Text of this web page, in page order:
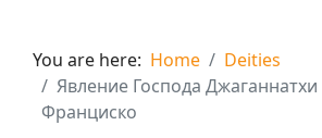
You are here: Home
Deities
Явление Господа
Франциско